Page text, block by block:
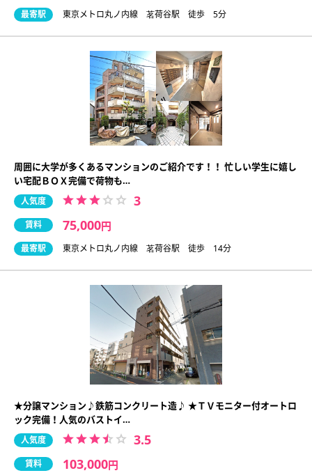
最寄駅 東京メトロ丸ノ内線 茗荷谷駅 徒歩 5分
周囲に大学が多くあるマンションのご紹介です！！ 忙しい学生に嬉し
い宅配ＢＯＸ完備で荷物も…
人気度 3
賃料 75,000円
最寄駅 東京メトロ丸ノ内線 茗荷谷駅 徒歩 14分
★分譲マンション♪鉄筋コンクリート造♪ ★ＴＶモニター付オートロ
ック完備！人気のバストイ…
人気度 3.5
賃料 103,000円